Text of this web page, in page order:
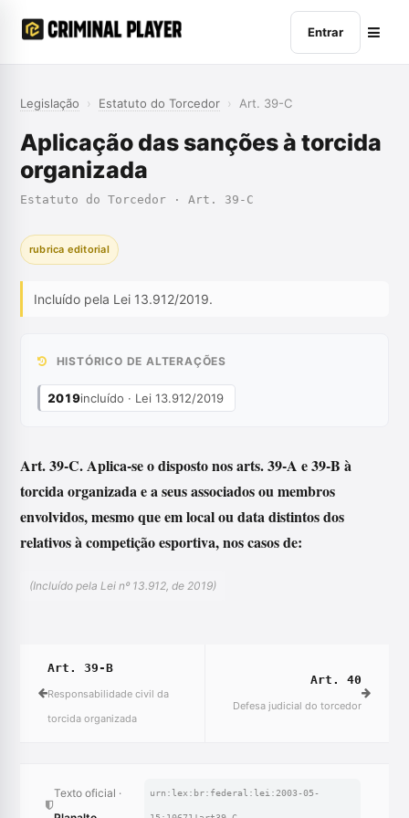
Entrar
Legislação › Estatuto do Torcedor › Art. 39-C
Aplicação das sanções à torcida
organizada
Estatuto do Torcedor · Art. 39-C
rubrica editorial
Incluído pela Lei 13.912/2019.
HISTÓRICO DE ALTERAÇÕES
2019incluído · Lei 13.912/2019
Art. 39-C. Aplica-se o disposto nos arts. 39-A e 39-B à
torcida organizada e a seus associados ou membros
envolvidos, mesmo que em local ou data distintos dos
relativos à competição esportiva, nos casos de:
(Incluído pela Lei nº 13.912, de 2019)
Art. 39-B
Responsabilidade civil da
torcida organizada
Art. 40
Defesa judicial do torcedor
Texto oficial ·
urn:lex:br:federal:lei:2003-05-